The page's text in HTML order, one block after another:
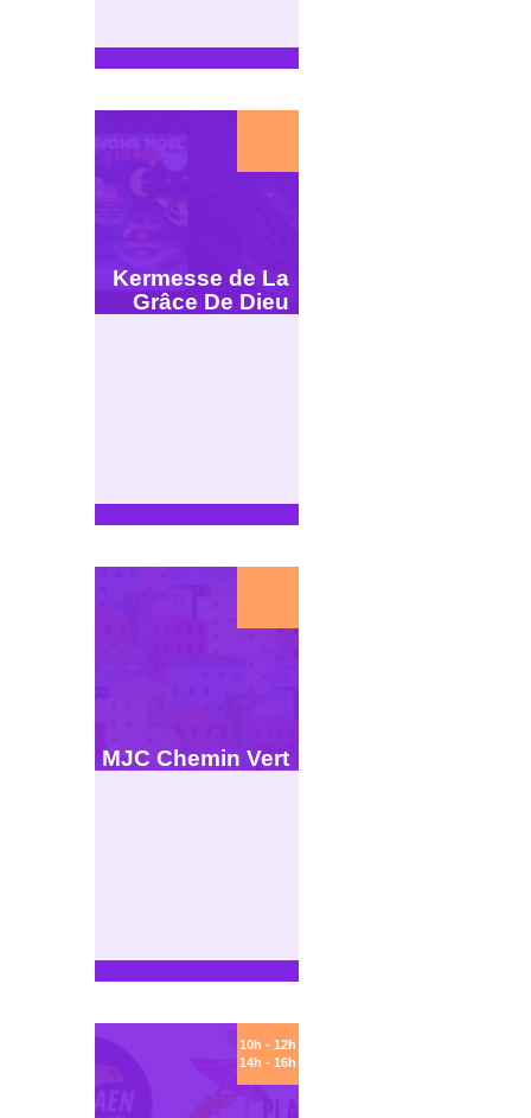
Kermesse de La
Grâce De Dieu
MJC Chemin Vert
10h - 12h
14h - 16h